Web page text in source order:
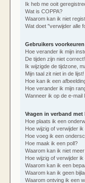
Ik heb me ooit
Wat is COPPA?
Waarom kan ik niet
Wat doet "verwijder alle
Gebruikers
Hoe verander ik mijn
De tijden zijn niet correct!
Ik wijzigde de tijdzone,
Mijn taal zit niet in de lijst!
Hoe kan ik een
Hoe verander ik mijn
Wanneer ik op de e-mail
Vragen in verband
Hoe plaats ik een
Hoe wijzig of verwijder
Hoe voeg ik een
Hoe maak ik een poll?
Waarom kan ik niet
Hoe wijzig of verwijder ik
Waarom kan ik een
Waarom kan ik geen
Waarom ontving ik een